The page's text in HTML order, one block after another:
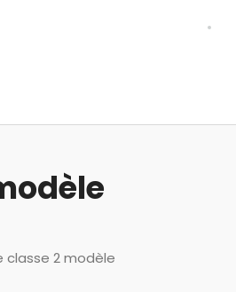
2 modèle